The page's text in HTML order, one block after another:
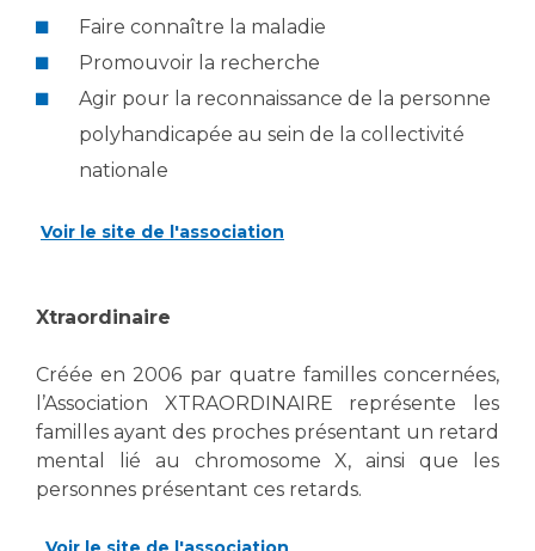
Faire connaître la maladie
Promouvoir la recherche
Agir pour la reconnaissance de la personne
polyhandicapée au sein de la collectivité
nationale
Voir le site de l'association
Xtraordinaire
Créée en 2006 par quatre familles concernées,
l’Association XTRAORDINAIRE représente les
familles ayant des proches présentant un retard
mental lié au chromosome X, ainsi que les
personnes présentant ces retards.